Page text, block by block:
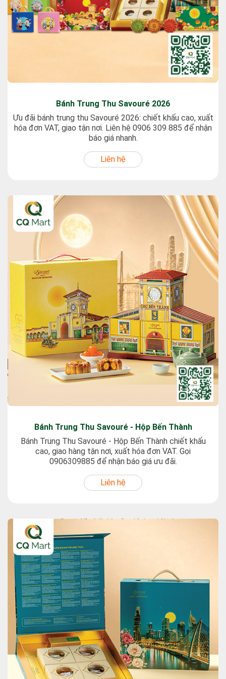
Bánh Trung Thu Savouré 2026
Ưu đãi bánh trung thu Savouré 2026: chiết khấu cao, xuất
hóa đơn VAT, giao tận nơi. Liên hệ 0906 309 885 để nhận
báo giá nhanh.
Liên hệ
Bánh Trung Thu Savouré - Hộp Bến Thành
Bánh Trung Thu Savouré - Hộp Bến Thành chiết khấu
cao, giao hàng tận nơi, xuất hóa đơn VAT. Gọi
0906309885 để nhận báo giá ưu đãi.
Liên hệ